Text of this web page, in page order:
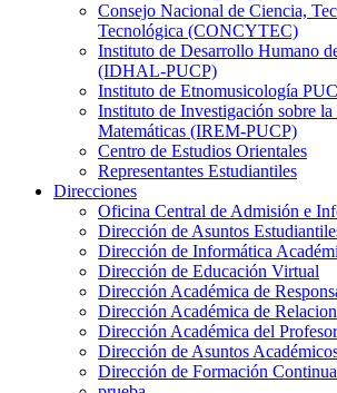
Consejo Nacional de Ciencia,
Tecnológica (CONCYTEC)
Instituto de Desarrollo Humano
(IDHAL-PUCP)
Instituto de Etnomusicología
Instituto de Investigación sobre la
Matemáticas (IREM-PUCP)
Centro de Estudios Orientales
Representantes Estudiantiles
Direcciones
Oficina Central de Admisión e
Dirección de Asuntos
Dirección de Informática
Dirección de Educación Virtual
Dirección Académica de
Dirección Académica de
Dirección Académica del
Dirección de Asuntos
Dirección de Formación Continua